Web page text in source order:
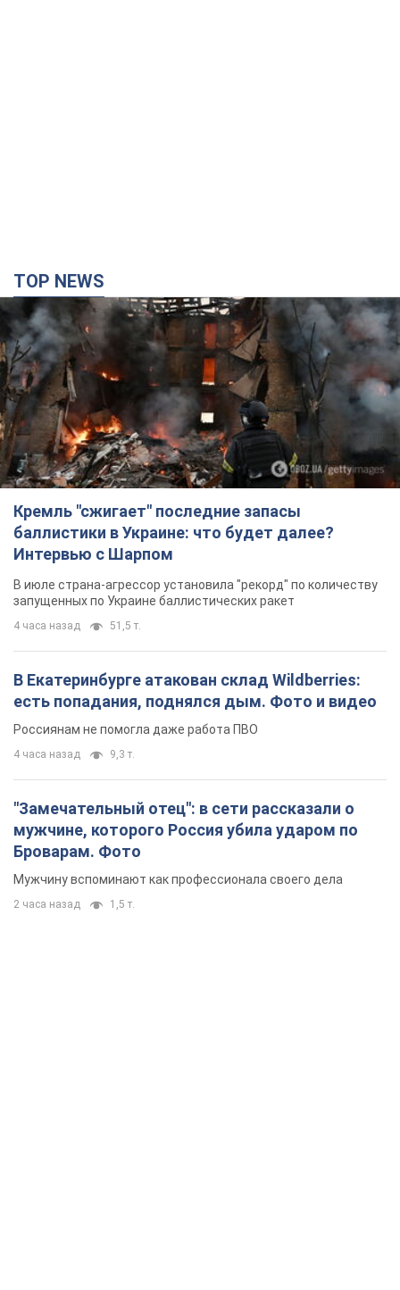
TOP NEWS
Кремль "сжигает" последние запасы
баллистики в Украине: что будет далее?
Интервью с Шарпом
В июле страна-агрессор установила "рекорд" по количеству
запущенных по Украине баллистических ракет
4 часа назад 51,5 т.
В Екатеринбурге атакован склад Wildberries:
есть попадания, поднялся дым. Фото и видео
Россиянам не помогла даже работа ПВО
4 часа назад 9,3 т.
"Замечательный отец": в сети рассказали о
мужчине, которого Россия убила ударом по
Броварам. Фото
Мужчину вспоминают как профессионала своего дела
2 часа назад 1,5 т.